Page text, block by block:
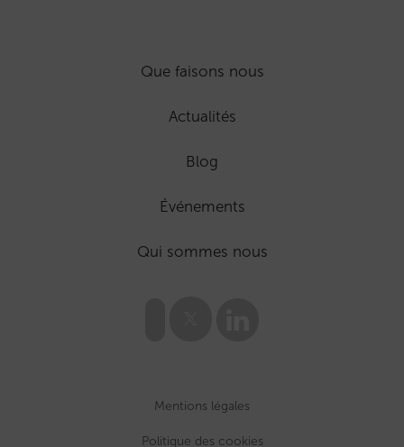
Que faisons nous
Actualités
Blog
Événements
Qui sommes nous
Mentions légales
Politique des cookies